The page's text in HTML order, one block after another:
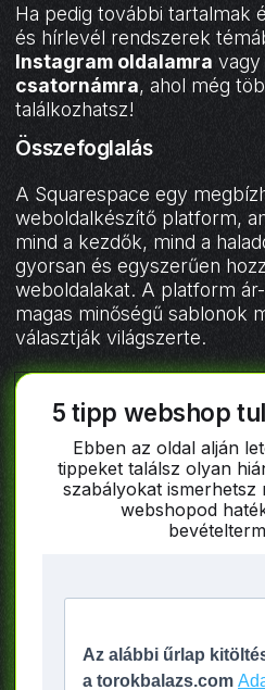
Ha pedig további tartalmak
és hírlevél rendszerek
Instagram oldalamra
csatornámra, ahol még
találkozhatsz!
Összefoglalás
A Squarespace egy
weboldalkészítő platform,
mind a kezdők, mind a
gyorsan és egyszerűen
weboldalakat. A platform
magas minőségű sablonok
választják világszerte.
5 tipp webshop
Ebben az oldal alján
tippeket találsz olyan
szabályokat ismerhetsz
webshopod